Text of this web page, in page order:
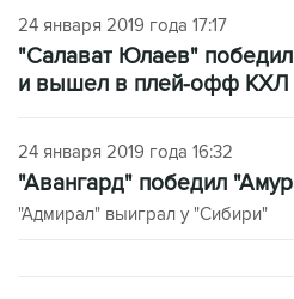
24 января 2019 года 17:17
"Салават Юлаев"
и вышел в плей-офф КХЛ
24 января 2019 года 16:32
"Авангард" победил
"Адмирал" выиграл у "Сибири"